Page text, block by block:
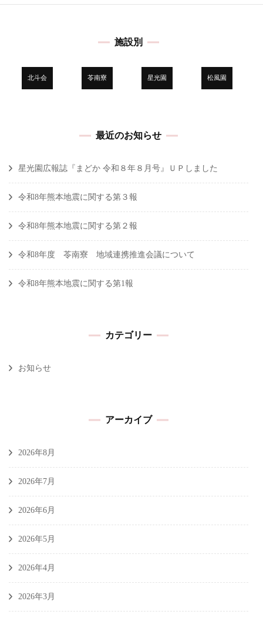
ー
シ
施設別
北斗会 苓南寮 星光園 松風園
最近のお知らせ
星光園広報誌『まどか 令和８年８月号』ＵＰしました
令和8年熊本地震に関する第３報
令和8年熊本地震に関する第２報
令和8年度 苓南寮 地域連携推進会議について
令和8年熊本地震に関する第1報
カテゴリー
お知らせ
アーカイブ
2026年8月
2026年7月
2026年6月
2026年5月
2026年4月
2026年3月